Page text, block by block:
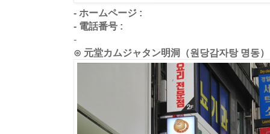
- ホームページ :
- 電話番号 :
-
⊙ 元堂カムジャタン明洞（원당감자탕 명동）